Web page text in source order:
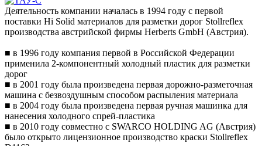
Деятельность компании началась в 1994 году с первой
поставки Hi Solid материалов для разметки дорог Stollreflex
производства австрийской фирмы Herberts GmbH (Австрия).
■ в 1996 году компания первой в Российской Федерации
применила 2-компонентный холодный пластик для разметки
дорог
■ в 2001 году была произведена первая дорожно-разметочная
машина с безвоздушным способом распыления материала
■ в 2004 году была произведена первая ручная машинка для
нанесения холодного спрей-пластика
■ в 2010 году совместно с SWARCO HOLDING AG (Австрия)
было открыто лицензионное производство краски Stollreflex